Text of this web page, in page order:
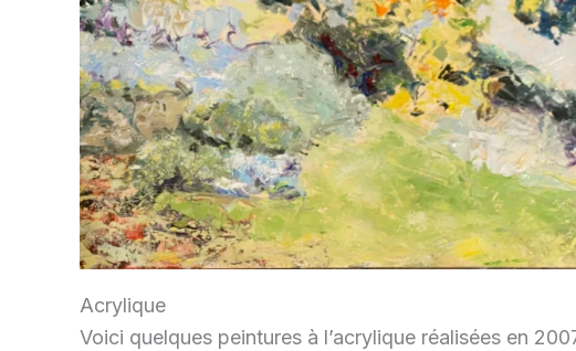
Acrylique
Voici quelques peintures à l’acrylique réalisées en